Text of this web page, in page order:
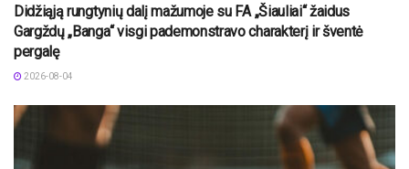
Didžiąją rungtynių dalį mažumoje su FA „Šiauliai“ žaidus
Gargždų „Banga“ visgi pademonstravo charakterį ir šventė
pergalę
2026-08-04